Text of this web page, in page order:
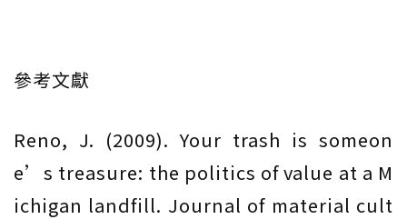
參考文獻
Reno, J. (2009). Your trash is someon
e’s treasure: the politics of value at a M
ichigan landfill. Journal of material cult